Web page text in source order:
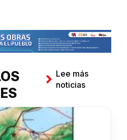
Lee más
noticias